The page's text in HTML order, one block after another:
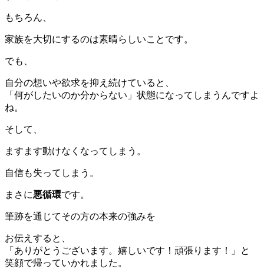
もちろん、
家族を大切にするのは素晴らしいことです。
でも、
自分の想いや欲求を抑え続けていると、
「何がしたいのか分からない」状態になってしまうんですよ
ね。
そして、
ますます動けなくなってしまう。
自信も失ってしまう。
まさに悪循環です。
筆跡を通じてその方の本来の強みを
お伝えすると、
「ありがとうございます。嬉しいです！頑張ります！」と
笑顔で帰っていかれました。